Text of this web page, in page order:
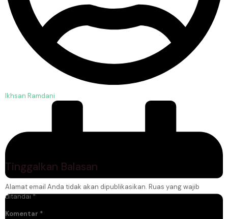
Ikhsan Ramdani
Tinggalkan Balasan
Alamat email Anda tidak akan dipublikasikan. Ruas yang wajib
ditandai*
Komentar *